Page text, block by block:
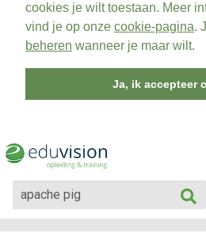
cookies je wilt toestaan. Meer
vind je op onze cookie-pagina.
beheren wanneer je maar wilt.
Ja, ik accepteer
CATEGORIE